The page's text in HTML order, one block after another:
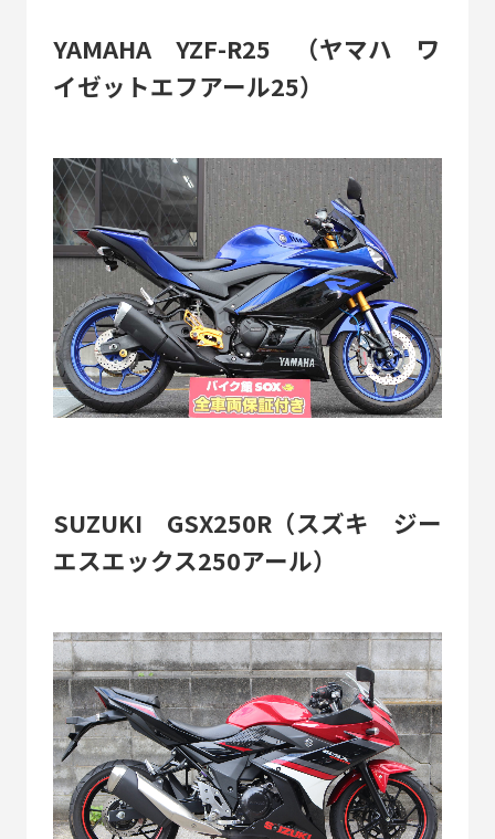
YAMAHA YZF-R25 （ヤマハ ワ
イゼットエフアール25）
SUZUKI GSX250R（スズキ ジー
エスエックス250アール）